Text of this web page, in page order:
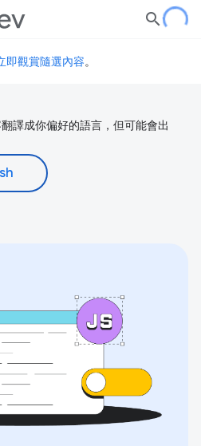
即觀賞隨選內容。
譯成你偏好的語言，但可能會出